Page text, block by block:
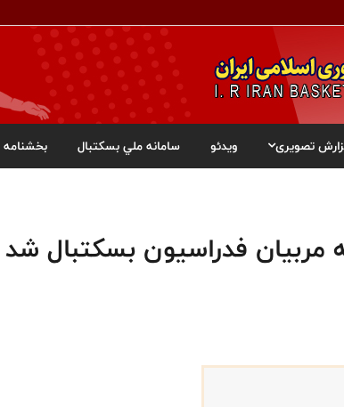
تصویری ویدئو سامانه ملي بسکتبال بخشنامه
فدراسیون بسکتبال شد